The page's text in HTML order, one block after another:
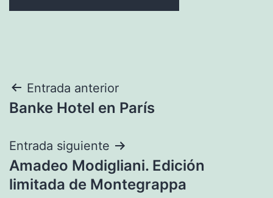
Navegación
de
entradas
Entrada anterior
Banke Hotel en París
Entrada siguiente
Amadeo Modigliani. Edición
limitada de Montegrappa